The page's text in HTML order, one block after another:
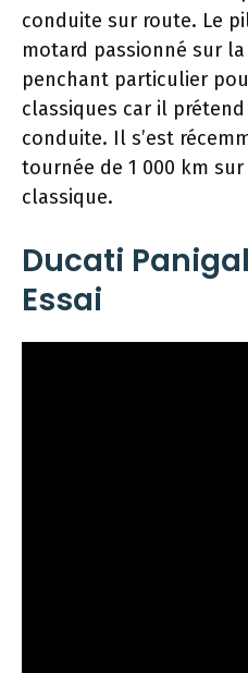
conduite sur route. Le
motard passionné sur
penchant particulier
classiques car il
conduite. Il s’est
tournée de 1 000 km
classique.
Ducati
Essai